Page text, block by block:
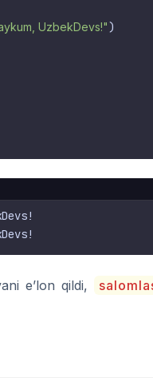
UzbekDevs!")
e’lon qildi,